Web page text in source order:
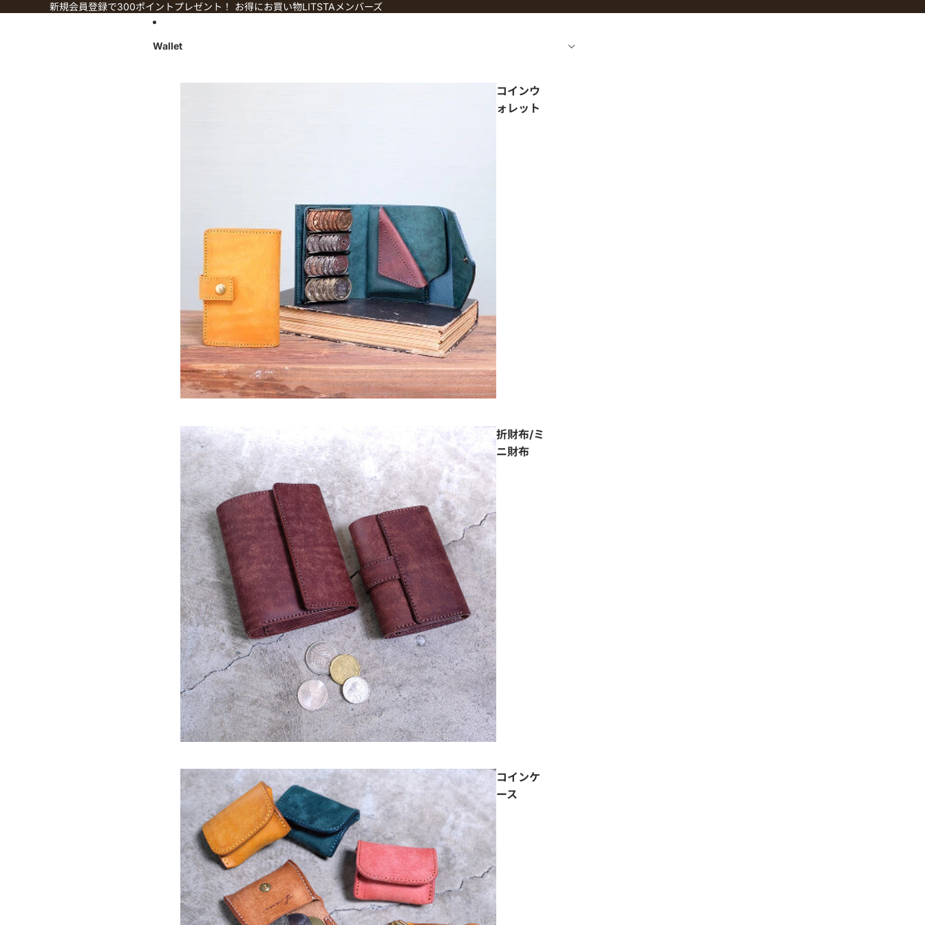
新規会員登録で300ポイントプレゼント！ お得にお買い物LITSTAメンバーズ
Wallet
コインウ
ォレット
折財布/ミ
ニ財布
コインケ
ース